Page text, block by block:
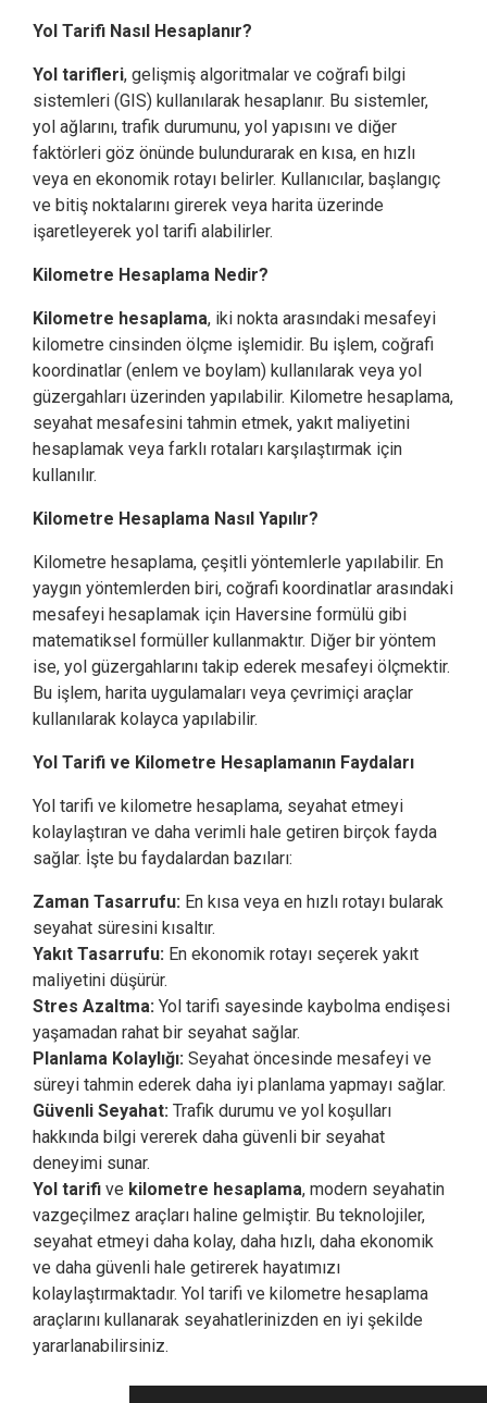
Yol Tarifi Nasıl Hesaplanır?
Yol tarifleri, gelişmiş algoritmalar ve coğrafi bilgi
sistemleri (GIS) kullanılarak hesaplanır. Bu sistemler,
yol ağlarını, trafik durumunu, yol yapısını ve diğer
faktörleri göz önünde bulundurarak en kısa, en hızlı
veya en ekonomik rotayı belirler. Kullanıcılar, başlangıç
ve bitiş noktalarını girerek veya harita üzerinde
işaretleyerek yol tarifi alabilirler.
Kilometre Hesaplama Nedir?
Kilometre hesaplama, iki nokta arasındaki mesafeyi
kilometre cinsinden ölçme işlemidir. Bu işlem, coğrafi
koordinatlar (enlem ve boylam) kullanılarak veya yol
güzergahları üzerinden yapılabilir. Kilometre hesaplama,
seyahat mesafesini tahmin etmek, yakıt maliyetini
hesaplamak veya farklı rotaları karşılaştırmak için
kullanılır.
Kilometre Hesaplama Nasıl Yapılır?
Kilometre hesaplama, çeşitli yöntemlerle yapılabilir. En
yaygın yöntemlerden biri, coğrafi koordinatlar arasındaki
mesafeyi hesaplamak için Haversine formülü gibi
matematiksel formüller kullanmaktır. Diğer bir yöntem
ise, yol güzergahlarını takip ederek mesafeyi ölçmektir.
Bu işlem, harita uygulamaları veya çevrimiçi araçlar
kullanılarak kolayca yapılabilir.
Yol Tarifi ve Kilometre Hesaplamanın Faydaları
Yol tarifi ve kilometre hesaplama, seyahat etmeyi
kolaylaştıran ve daha verimli hale getiren birçok fayda
sağlar. İşte bu faydalardan bazıları:
Zaman Tasarrufu: En kısa veya en hızlı rotayı bularak
seyahat süresini kısaltır.
Yakıt Tasarrufu: En ekonomik rotayı seçerek yakıt
maliyetini düşürür.
Stres Azaltma: Yol tarifi sayesinde kaybolma endişesi
yaşamadan rahat bir seyahat sağlar.
Planlama Kolaylığı: Seyahat öncesinde mesafeyi ve
süreyi tahmin ederek daha iyi planlama yapmayı sağlar.
Güvenli Seyahat: Trafik durumu ve yol koşulları
hakkında bilgi vererek daha güvenli bir seyahat
deneyimi sunar.
Yol tarifi ve kilometre hesaplama, modern seyahatin
vazgeçilmez araçları haline gelmiştir. Bu teknolojiler,
seyahat etmeyi daha kolay, daha hızlı, daha ekonomik
ve daha güvenli hale getirerek hayatımızı
kolaylaştırmaktadır. Yol tarifi ve kilometre hesaplama
araçlarını kullanarak seyahatlerinizden en iyi şekilde
yararlanabilirsiniz.